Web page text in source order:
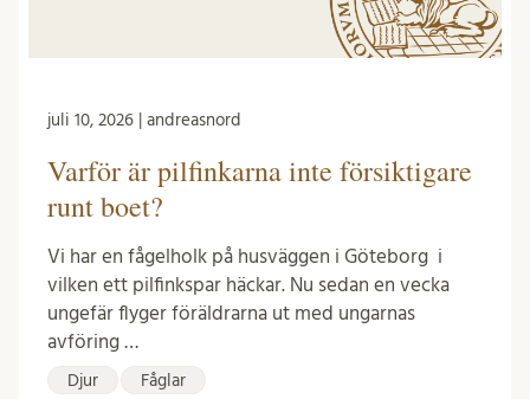
juli 10, 2026 | andreasnord
Varför är pilfinkarna inte försiktigare
runt boet?
Vi har en fågelholk på husväggen i Göteborg i
vilken ett pilfinkspar häckar. Nu sedan en vecka
ungefär flyger föräldrarna ut med ungarnas
avföring …
Djur Fåglar